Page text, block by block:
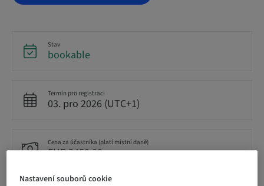
Stav
bookable
Termín pro registraci
03. pro 2026 (UTC+1)
Cena za účastníka (platí místní daně)
EUR 3450.00
Nastavení souborů cookie